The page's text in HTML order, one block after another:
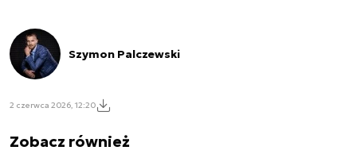
Szymon Palczewski
2 czerwca 2026, 12:20
Zobacz również